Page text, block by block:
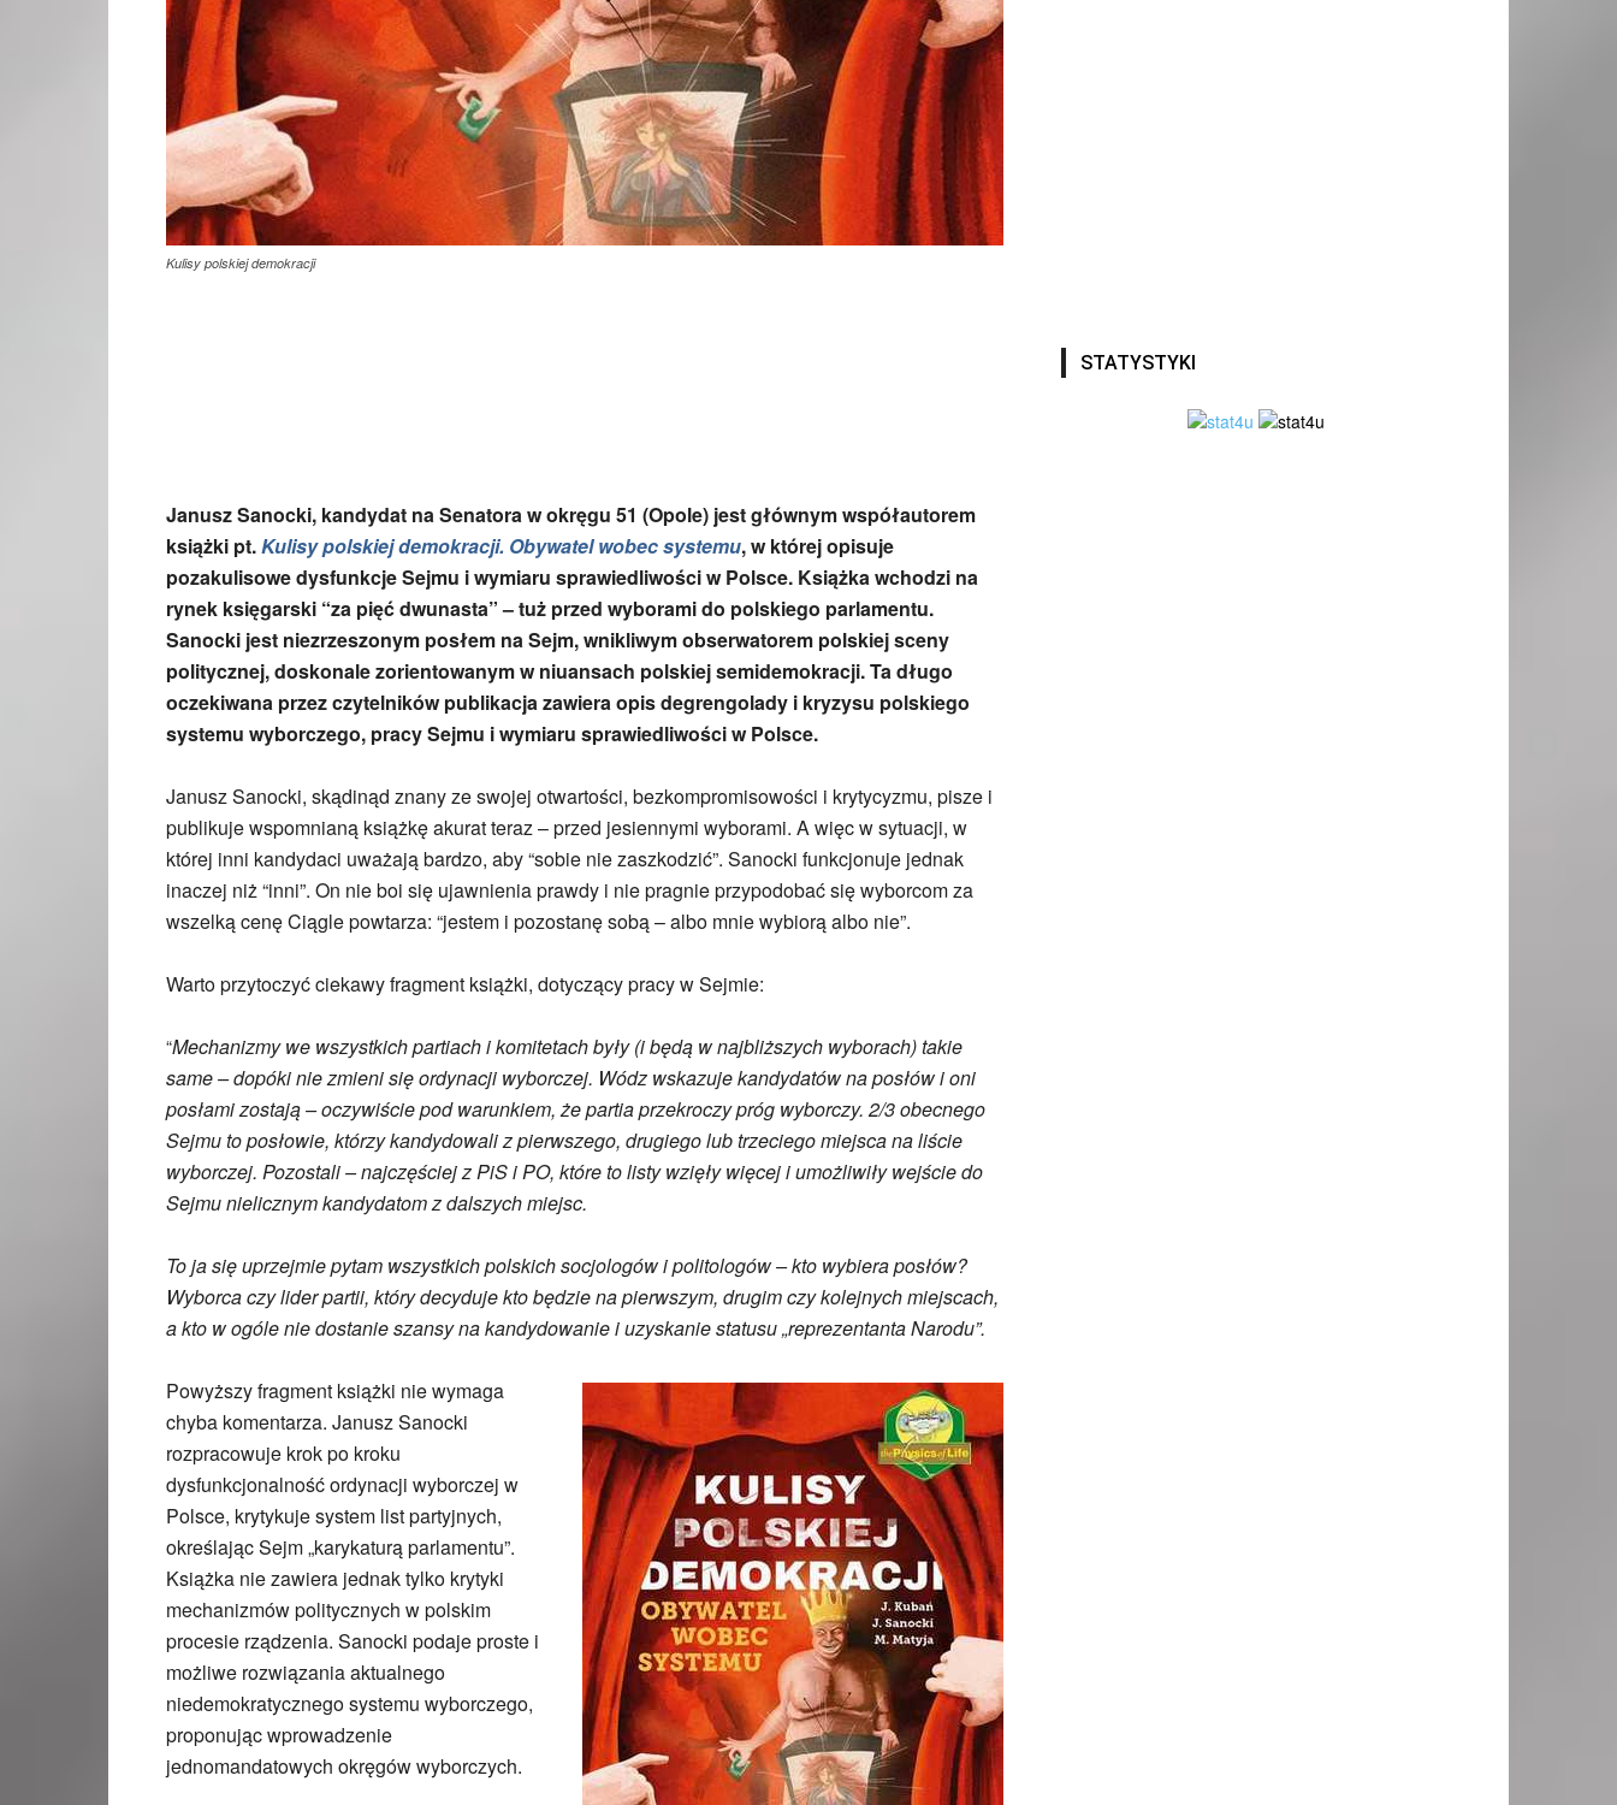
Kulisy polskiej demokracji
Janusz Sanocki, kandydat na Senatora w okręgu 51 (Opole) jest głównym współautorem
książki pt.Kulisy polskiej demokracji. Obywatel wobec systemu, w której opisuje
pozakulisowe dysfunkcje Sejmu i wymiaru sprawiedliwości w Polsce. Książka wchodzi na
rynek księgarski “za pięćdwunasta” – tuż przed wyborami do polskiego parlamentu.
Sanocki jest niezrzeszonym posłem na Sejm, wnikliwym obserwatorem polskiej sceny
politycznej, doskonale zorientowanym w niuansach polskiej semidemokracji. Ta długo
oczekiwana przez czytelników publikacja zawiera opis degrengolady i kryzysu polskiego
systemu wyborczego, pracy Sejmu i wymiaru sprawiedliwości w Polsce.
Janusz Sanocki, skądinąd znany ze swojej otwartości, bezkompromisowości i krytycyzmu, pisze i
publikuje wspomnianą książkę akurat teraz – przed jesiennymi wyborami. A więc w sytuacji, w
której inni kandydaci uważają bardzo, aby “sobie nie zaszkodzić”. Sanocki funkcjonuje jednak
inaczej niż “inni”. On nie boi się ujawnienia prawdy i nie pragnie przypodobać się wyborcom za
wszelką cenę Ciągle powtarza: “jestem i pozostanę sobą – albo mnie wybiorą albo nie”.
Warto przytoczyć ciekawy fragment książki, dotyczący pracy w Sejmie:
“Mechanizmy we wszystkich partiach i komitetach były (i będą w najbliższych wyborach) takie
same – dopóki nie zmieni się ordynacji wyborczej. Wódz wskazuje kandydatów na posłów i oni
posłami zostają – oczywiście pod warunkiem, że partia przekroczy próg wyborczy. 2/3 obecnego
Sejmu to posłowie, którzy kandydowali z pierwszego, drugiego lub trzeciego miejsca na liście
wyborczej. Pozostali – najczęściej z PiS i PO, które to listy wzięły więcej i umożliwiły wejście do
Sejmu nielicznym kandydatom z dalszych miejsc.
To ja się uprzejmie pytam wszystkich polskich socjologów i politologów – kto wybiera posłów?
Wyborca czy lider partii, który decyduje kto będzie na pierwszym, drugim czy kolejnych miejscach,
a kto w ogóle nie dostanie szansy na kandydowanie i uzyskanie statusu „reprezentanta Narodu”.
Powyższy fragment książki nie wymaga
chyba komentarza. Janusz Sanocki
rozpracowuje krok po kroku
dysfunkcjonalność ordynacji wyborczej w
Polsce, krytykuje system list partyjnych,
określając Sejm „karykaturą parlamentu”.
Książka nie zawiera jednak tylko krytyki
mechanizmów politycznych w polskim
procesie rządzenia. Sanocki podaje proste i
możliwe rozwiązania aktualnego
niedemokratycznego systemu wyborczego,
proponując wprowadzenie
jednomandatowych okręgów wyborczych.
STATYSTYKI